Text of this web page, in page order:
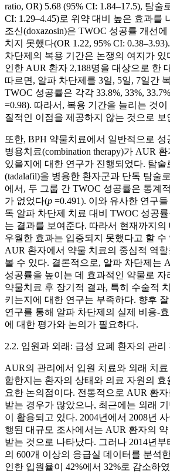
ratio, OR) 5.68 (95% CI: 1.84–17.5), 탐술
CI: 1.29–4.45)로 위약 대비 높은 효과를
조신(doxazosin)은 TWOC 성공률 개선
치지 못했다(OR 1.22, 95% CI:
차단제의 복용 기간은 논쟁의 여지가 있
인한 AUR 환자 2,188명을 대상으로 한
따르면, 알파 차단제를 3일, 5일, 7일간
TWOC 성공률은 각각 33.8%, 33%,
=0.98). 따라서, 복용 기간을 늘리는 것
질적인 이점을 제공하지 않는 것으로 보
또한, BPH 약물치료에서 일반적으로
병용치료(combination therapy)가 AUR
있을지에 대한 연구가 진행되었다. 탐술
(tadalafil)을 병용한 환자군과 단독 탐술
에서, 두 그룹 간 TWOC 성공률은 통계
가 없었다(p =0.491). 이와 유사한 연구
독 알파 차단제 치료 대비 TWOC 성공
는 결과를 보여준다. 따라서 현재까지의
우월한 효과는 입증되지 못했다고 할
AUR 환자에서 약물 치료의 중심적 역
볼 수 있다. 결론적으로, 알파 차단제는
성공률을 높이는 데 효과적인 약물로 자
약물치료 후 장기적 결과, 특히 수술적
키는지에 대한 연구는 부족하다. 향후
연구를 통해 알파 차단제의 실제 비용-
에 대한 평가와 논의가 필요하다.
2.2. 입원과 외래: 급성 요폐 환자의 관리
AUR의 관리에서 입원 치료와 외래 치
합한지는 환자의 상태와 의료 자원의 효
요한 논의점이다. 전통적으로 AUR 환
받는 경우가 많았으나, 최근에는 외래
이 활용되고 있다. 2004년에서 2008년
행된 대규모 조사에서는 AUR 환자의 약
받는 것으로 나타났다. 그러나 2014년부
의 600개 이상의 응급실 데이터를 분석
인한 입원율이 42%에서 32%로 감소하